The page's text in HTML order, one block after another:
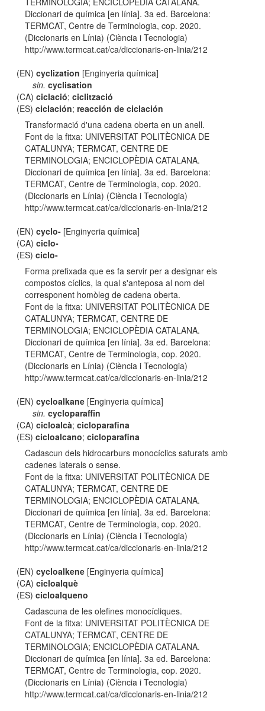
Diccionari de química [en línia]. 3a ed. Barcelona:
TERMCAT, Centre de Terminologia, cop. 2020.
(Diccionaris en Línia) (Ciència i Tecnologia)
http://www.termcat.cat/ca/diccionaris-en-linia/212
(EN)cyclization [Enginyeria química]
sin. cyclisation
(CA)ciclació;ciclització
(ES)ciclación;reacción de ciclación
Transformació d'una cadena oberta en un anell.
Font de la fitxa: UNIVERSITAT POLITÈCNICA DE
CATALUNYA; TERMCAT, CENTRE DE
TERMINOLOGIA; ENCICLOPÈDIA CATALANA.
Diccionari de química [en línia]. 3a ed. Barcelona:
TERMCAT, Centre de Terminologia, cop. 2020.
(Diccionaris en Línia) (Ciència i Tecnologia)
http://www.termcat.cat/ca/diccionaris-en-linia/212
(EN)cyclo- [Enginyeria química]
(CA)ciclo-
(ES)ciclo-
Forma prefixada que es fa servir per a designar els
compostos cíclics, la qual s'anteposa al nom del
corresponent homòleg de cadena oberta.
Font de la fitxa: UNIVERSITAT POLITÈCNICA DE
CATALUNYA; TERMCAT, CENTRE DE
TERMINOLOGIA; ENCICLOPÈDIA CATALANA.
Diccionari de química [en línia]. 3a ed. Barcelona:
TERMCAT, Centre de Terminologia, cop. 2020.
(Diccionaris en Línia) (Ciència i Tecnologia)
http://www.termcat.cat/ca/diccionaris-en-linia/212
(EN)cycloalkane [Enginyeria química]
sin. cycloparaffin
(CA)cicloalcà;cicloparafina
(ES)cicloalcano;cicloparafina
Cadascun dels hidrocarburs monocíclics saturats amb
cadenes laterals o sense.
Font de la fitxa: UNIVERSITAT POLITÈCNICA DE
CATALUNYA; TERMCAT, CENTRE DE
TERMINOLOGIA; ENCICLOPÈDIA CATALANA.
Diccionari de química [en línia]. 3a ed. Barcelona:
TERMCAT, Centre de Terminologia, cop. 2020.
(Diccionaris en Línia) (Ciència i Tecnologia)
http://www.termcat.cat/ca/diccionaris-en-linia/212
(EN)cycloalkene [Enginyeria química]
(CA)cicloalquè
(ES)cicloalqueno
Cadascuna de les olefines monocícliques.
Font de la fitxa: UNIVERSITAT POLITÈCNICA DE
CATALUNYA; TERMCAT, CENTRE DE
TERMINOLOGIA; ENCICLOPÈDIA CATALANA.
Diccionari de química [en línia]. 3a ed. Barcelona:
TERMCAT, Centre de Terminologia, cop. 2020.
(Diccionaris en Línia) (Ciència i Tecnologia)
http://www.termcat.cat/ca/diccionaris-en-linia/212